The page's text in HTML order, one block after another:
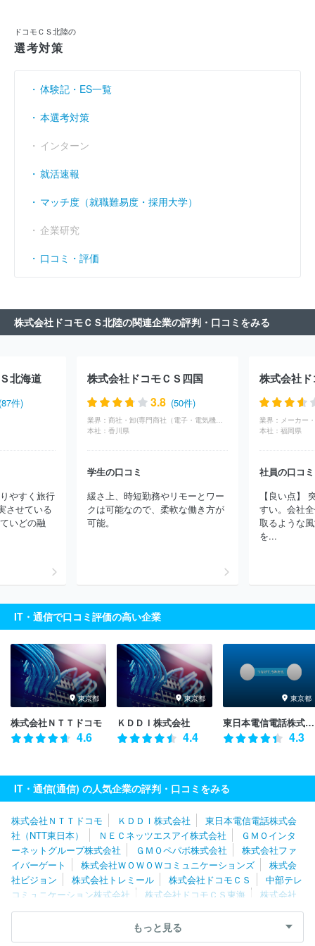
ドコモＣＳ北陸の
選考対策
体験記・ES一覧
本選考対策
インターン
就活速報
マッチ度（就職難易度・採用大学）
企業研究
口コミ・評価
株式会社ドコモＣＳ北陸の関連企業の評判・口コミをみる
北海道
件)
やすく旅行
させている
いどの融
株式会社ドコモＣＳ四国
3.8 (50件)
業界：
商社・卸(専門商社（電子・電気機器・OA機器）)
本社： 香川県
学生の口コミ
緩さ上、時短勤務やリモーとワー
クは可能なので、柔軟な働き方が
可能。
株式会社
業界： メーカー
本社： 福岡県
社員の口コミ
【良い点】
すい。会社
取るような
を...
IT・通信で口コミ評価の高い企業
東京都
株式会社ＮＴＴドコモ
4.6
東京都
ＫＤＤＩ株式会社
4.4
東京都
東日本電信電話株式会社（NTT東日本）
4.3
IT・通信(通信) の人気企業の評判・口コミをみる
株式会社ＮＴＴドコモ ＫＤＤＩ株式会社
東日本電信電話株式会
社（NTT東日本）
ＮＥＣネッツエスアイ株式会社
ＧＭＯインタ
ーネットグループ株式会社
ＧＭＯペパボ株式会社
株式会社ファ
イバーゲート
株式会社ＷＯＷＯＷコミュニケーションズ
株式会
社ビジョン
株式会社トレミール 株式会社ドコモＣＳ
中部テレ
コミュニケーション株式会社
株式会社ドコモＣＳ東海
株式会社
ダーウィンズ
株式会社光貴 沖縄セルラー電話株式会社
株式会
株式会社モトシマ
株式会社アイ・ピ
ー・エス
もっと見る